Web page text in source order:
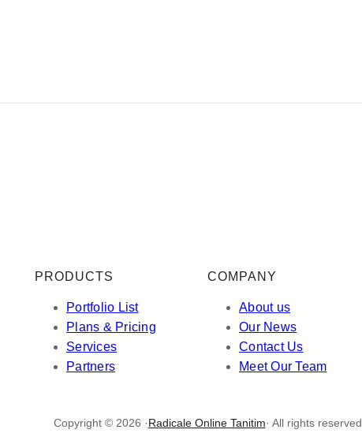
PRODUCTS
Portfolio List
Plans & Pricing
Services
Partners
COMPANY
About us
Our News
Contact Us
Meet Our Team
Copyright © 2026 ·Radicale Online Tanitim· All rights reserved